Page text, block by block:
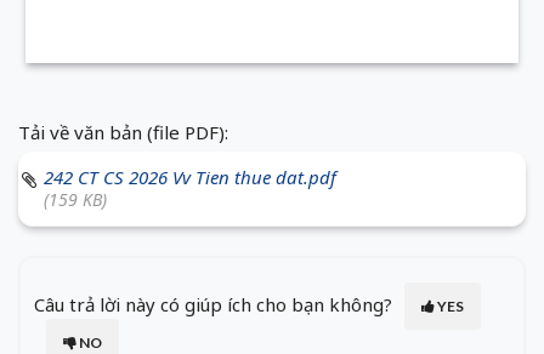
Tải về văn bản (file PDF):
242 CT CS 2026 Vv Tien thue dat.pdf
(159 KB)
Câu trả lời này có giúp ích cho bạn không?
YES
NO